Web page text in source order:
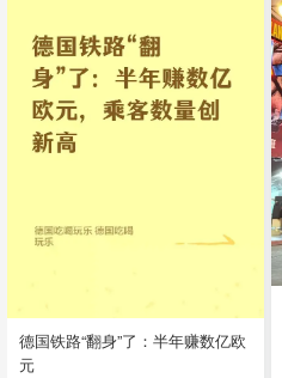
德国铁路“翻身”了：半年赚数亿欧
元